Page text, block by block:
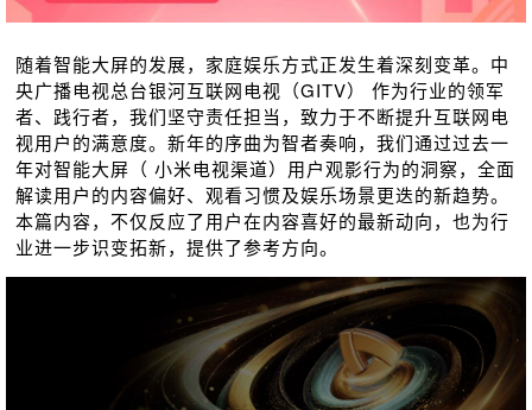
随着智能大屏的发展，家庭娱乐方式正发生着深刻变革。中
央广播电视总台银河互联⽹电视（GITV） 作为行业的领军
者、践⾏者，我们坚守责任担当，致力于不断提升互联网电
视用户的满意度。新年的序曲为智者奏响，我们通过过去⼀
年对智能大屏（ 小米电视渠道）用户观影行为的洞察，全⾯
解读用户的内容偏好、观看习惯及娱乐场景更迭的新趋势。
本篇内容，不仅反应了用户在内容喜好的最新动向，也为行
业进⼀步识变拓新，提供了参考⽅向。